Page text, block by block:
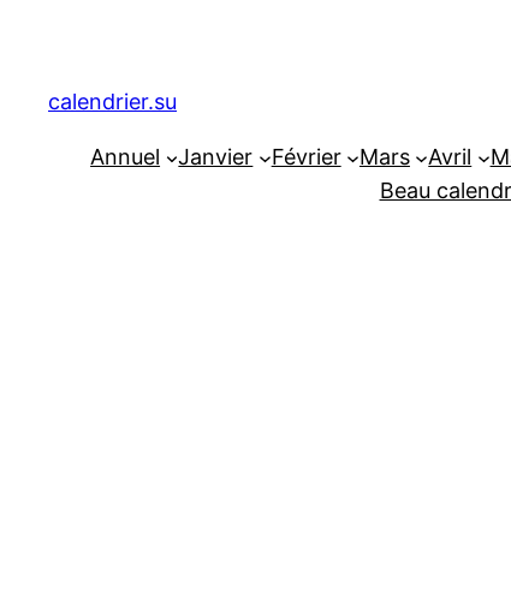
contenu
calendrier.su
Annuel Janvier Février Mars Avril
Beau